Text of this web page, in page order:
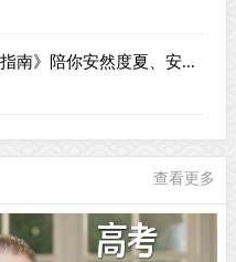
南》陪你安然度夏、安...
查看更多